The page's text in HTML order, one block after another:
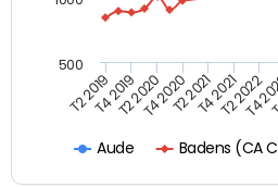
Aude Badens (CA
T2 2019T4 2019T2 2020T4 2020T2 2021T4 2021T2 2022
T4
500